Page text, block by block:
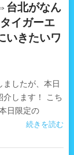
台北がなん
イガーエ
いきたいワ
ましたが、本日
介します！ こち
日限定の
続きを読む